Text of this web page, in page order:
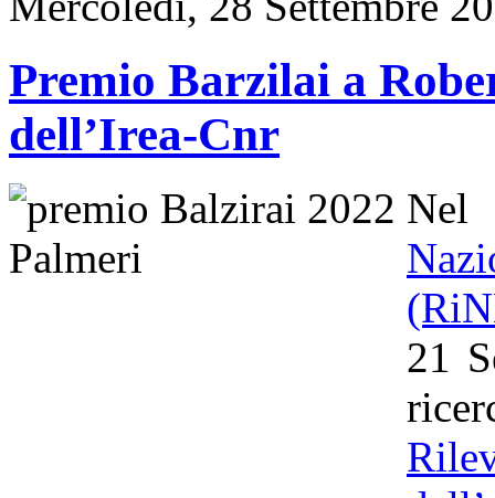
Premio Barzilai a
dell’Irea-Cnr
21